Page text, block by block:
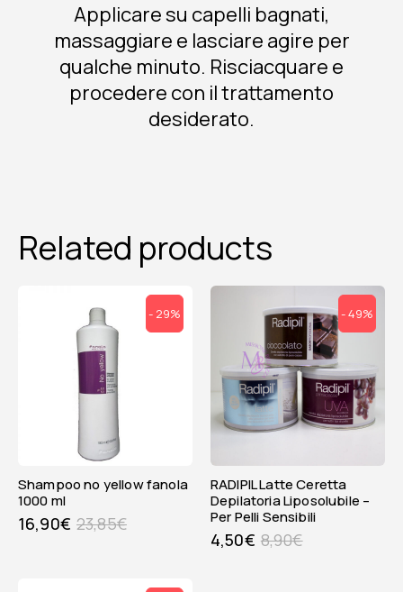
Applicare su capelli bagnati,
massaggiare e lasciare agire per
qualche minuto. Risciacquare e
procedere con il trattamento
desiderato.
Related products
- 29%
shampoo no yellow fanola
1000 ml
23,85€
16,90€
- 49%
RADIPIL Latte Ceretta
Depilatoria Liposolubile –
Per Pelli Sensibili
8,90€
4,50€